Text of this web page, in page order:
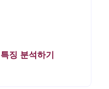
징 분석하기